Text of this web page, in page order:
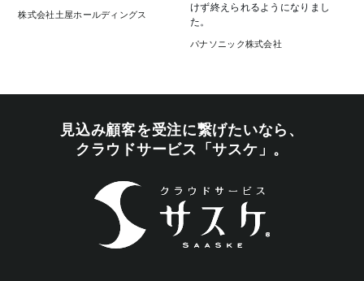
株式会社土屋ホールディングス
けず終えられるようになりまし
た。
パナソニック株式会社
見込み顧客を受注に繋げたいなら、
クラウドサービス「サスケ」。